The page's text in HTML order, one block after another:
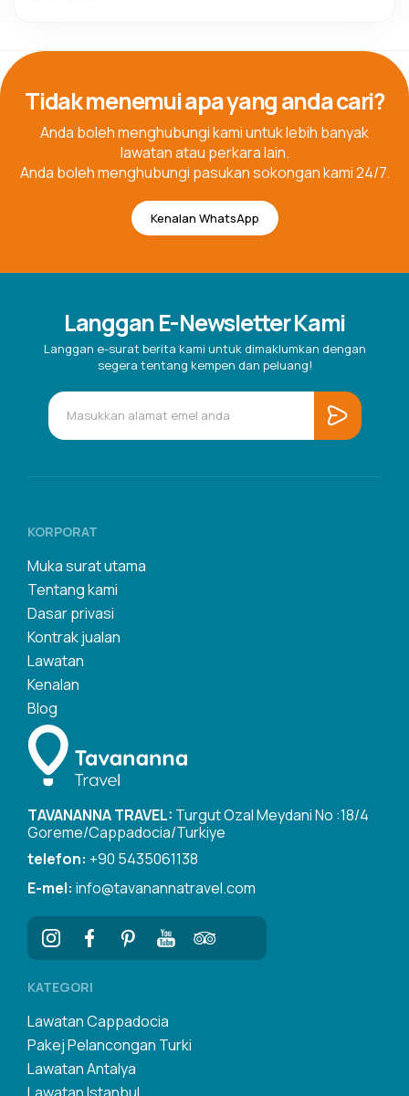
Tidak menemui apa yang anda cari?
Anda boleh menghubungi kami untuk lebih banyak
lawatan atau perkara lain.
Anda boleh menghubungi pasukan sokongan kami 24/7.
Kenalan WhatsApp
Langgan E-Newsletter Kami
Langgan e-surat berita kami untuk dimaklumkan dengan
segera tentang kempen dan peluang!
KORPORAT
Muka surat utama
Tentang kami
Dasar privasi
Kontrak jualan
Lawatan
Kenalan
Blog
TAVANANNA TRAVEL: Turgut Ozal Meydani No :18/4
Goreme/Cappadocia/Turkiye
telefon: +90 5435061138
E-mel: info@tavanannatravel.com
KATEGORI
Lawatan Cappadocia
Pakej Pelancongan Turki
Lawatan Antalya
Lawatan Istanbul